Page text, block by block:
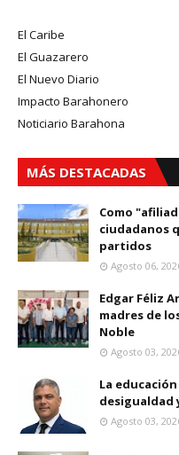
El Caribe
El Guazarero
El Nuevo Diario
Impacto Barahonero
Noticiario Barahona
MÁS DESTACADAS
Como
ciudadanos
partidos
Agosto 06,
Edgar Féliz
madres de
Noble
Agosto 03,
La
desigualdad
Agosto 03,